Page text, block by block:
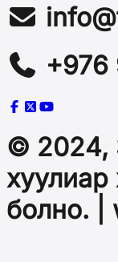
+976
© 2024,
хуулиар
болно. |